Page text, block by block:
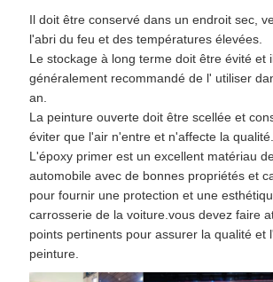
Il doit être conservé dans un endroit sec,
l'abri du feu et des températures élevées.
Le stockage à long terme doit être évité et
généralement recommandé de l' utiliser
an.
La peinture ouverte doit être scellée et
éviter que l'air n'entre et n'affecte la qualité.
L'époxy primer est un excellent matériau
automobile avec de bonnes propriétés et
pour fournir une protection et une
carrosserie de la voiture.vous devez faire
points pertinents pour assurer la qualité et
peinture.